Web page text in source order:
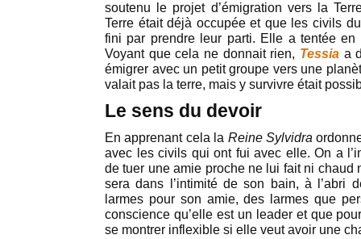
soutenu le projet d’émigration vers la
Terre était déjà occupée et que les civils
fini par prendre leur parti. Elle a tentée
Voyant que cela ne donnait rien, Tessia a
émigrer avec un petit groupe vers une
valait pas la terre, mais y survivre était
Le sens du devoir
En apprenant cela la Reine Sylvidra
avec les civils qui ont fui avec elle. On a
de tuer une amie proche ne lui fait ni chaud
sera dans l’intimité de son bain, à l’abri
larmes pour son amie, des larmes que
conscience qu’elle est un leader et que
se montrer inflexible si elle veut avoir une